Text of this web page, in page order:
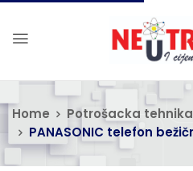
Home
Potrošacka
PANASONIC telefon